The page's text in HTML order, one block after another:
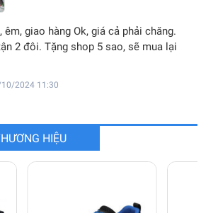
êm, giao hàng Ok, giá cả phải chăng.
2 đôi. Tặng shop 5 sao, sẽ mua lại
2024 11:30
HIỆU